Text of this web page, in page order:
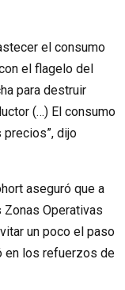
el consumo
el flagelo del
para destruir
(…) El consumo
dijo
aseguró que a
Operativas
un poco el paso
en los refuerzos de